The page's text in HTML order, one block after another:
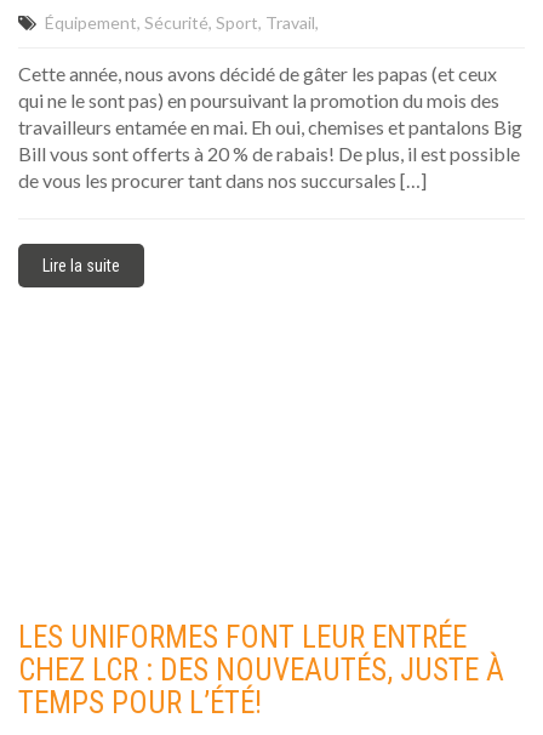
Équipement Sécurité Sport Travail
Cette année, nous avons décidé de gâter les papas (et ceux
qui ne le sont pas) en poursuivant la promotion du mois des
travailleurs entamée en mai. Eh oui, chemises et pantalons Big
Bill vous sont offerts à 20 % de rabais! De plus, il est possible
de vous les procurer tant dans nos succursales […]
Lire la suite
LES UNIFORMES FONT LEUR ENTRÉE
CHEZ LCR : DES NOUVEAUTÉS, JUSTE À
TEMPS POUR L’ÉTÉ!